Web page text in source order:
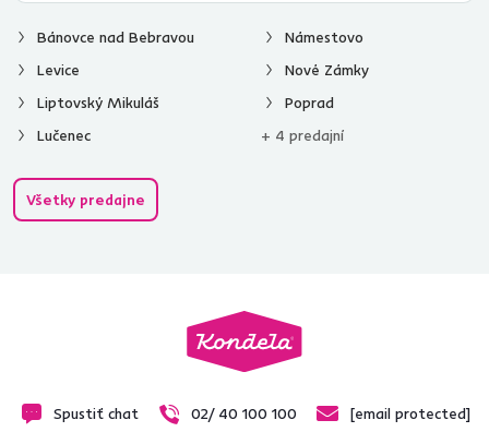
Bánovce nad Bebravou
Levice
Liptovský Mikuláš
Lučenec
Námestovo
Nové Zámky
Poprad
+ 4 predajní
Všetky predajne
Spustiť chat 02/ 40 100 100 [email protected]